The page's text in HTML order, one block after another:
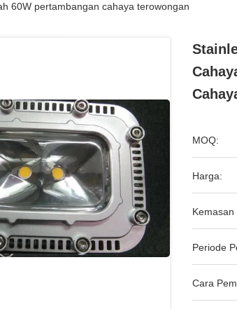
60W pertambangan cahaya terowongan
MOQ:
Harga:
Kemasan
Periode
Cara